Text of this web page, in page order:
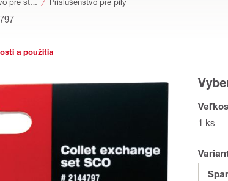
a použitia
1 ks